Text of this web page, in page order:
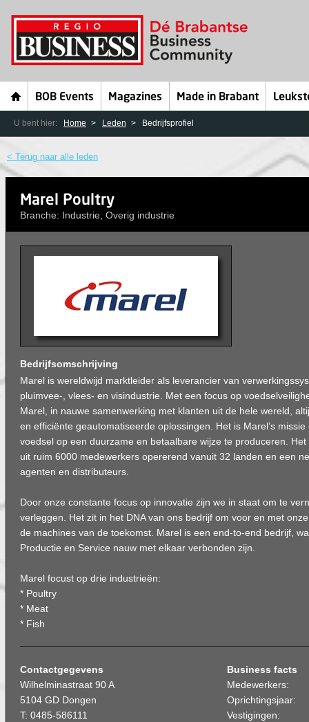
BOB Events Magazines Made in Brabant
U bent hier: Home Leden Bedrijfsprofiel
< Terug naar alle leden
Marel Poultry
Branche: Industrie, Overig industrie
Bedrijfsomschrijving
Marel is wereldwijd marktleider als leverancier van
pluimvee-, vlees- en visindustrie. Met een focus op
Marel, in nauwe samenwerking met klanten uit de hele wereld,
en efficiënte geautomatiseerde oplossingen. Het is Marel’s
voedsel op een duurzame en betaalbare wijze te produceren.
uit ruim 6000 medewerkers opererend vanuit 32 landen en een
agenten en distributeurs.
Door onze constante focus op innovatie zijn we in staat om te
verleggen. Het zit in het DNA van ons bedrijf om voor en met
de machines van de toekomst. Marel is een end-to-end bedrijf,
Productie en Service nauw met elkaar verbonden zijn.
Marel focust op drie industrieën:
* Poultry
* Meat
* Fish
Contactgegevens
Wilhelminastraat 90 A
5104 GD Dongen
T: 0485-586111
Business facts
Medewerkers:
Oprichtingsjaar:
Vestigingen: